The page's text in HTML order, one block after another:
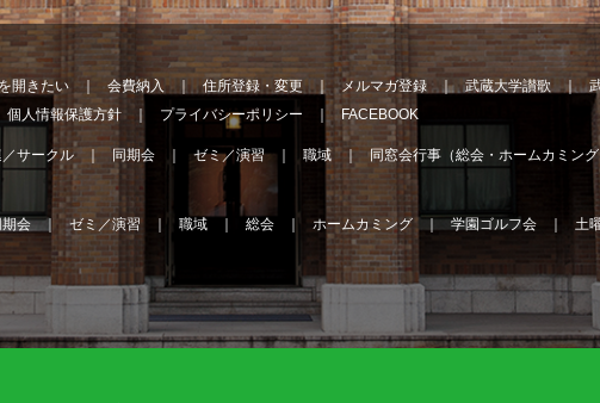
開きたい 会費納入 住所登録・変更 メルマガ登録 武蔵大学讃歌
個人情報保護方針 プライバシーポリシー FACEBOOK
サークル 同期会 ゼミ／演習 職域
同窓会行事（総会・ホームカミン
会 ゼミ／演習 職域 総会 ホームカミング 学園ゴルフ会 土